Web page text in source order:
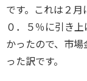
です。これは２
０．５％に引き
かったので、市
った訳です。